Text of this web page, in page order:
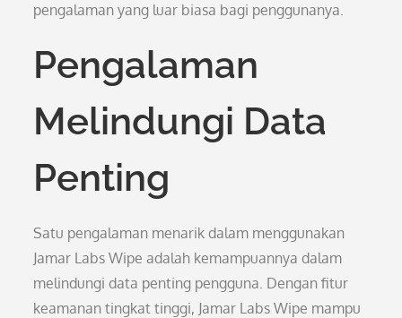
pengalaman yang luar biasa bagi penggunanya.
Pengalaman
Melindungi Data
Penting
Satu pengalaman menarik dalam menggunakan
Jamar Labs Wipe adalah kemampuannya dalam
melindungi data penting pengguna. Dengan fitur
keamanan tingkat tinggi, Jamar Labs Wipe mampu